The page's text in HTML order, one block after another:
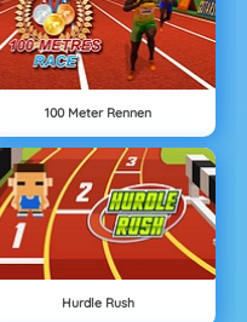
100 Meter Rennen
Hurdle Rush